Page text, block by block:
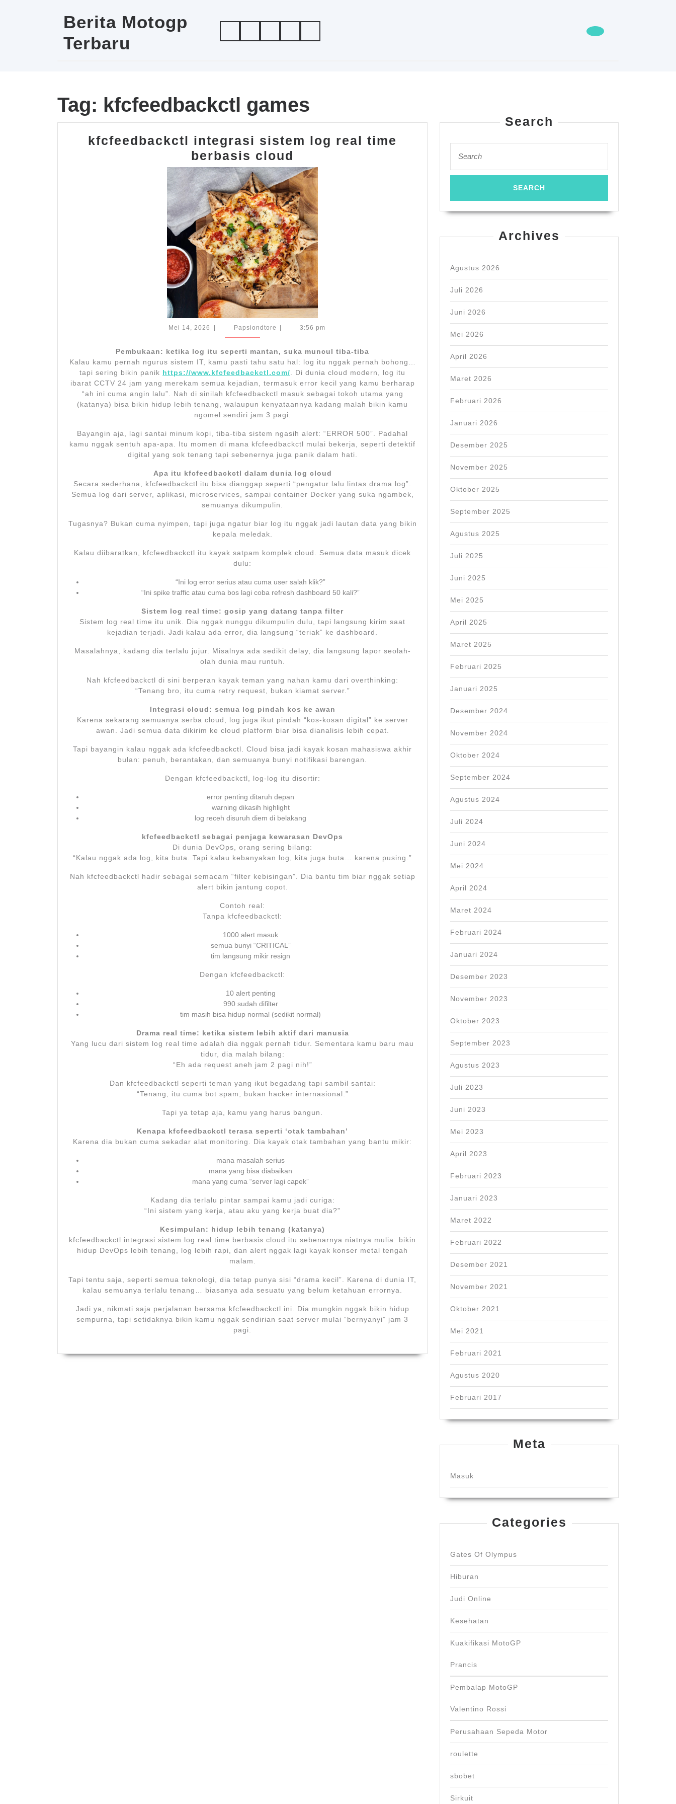
Berita Motogp
Terbaru
Tag: kfcfeedbackctl games
kfcfeedbackctl integrasi sistem log real time
berbasis cloud
integrasi
sistem
log
real
time
berbasis
cloud
Mei 14, 2026 Mei
Papsiondtore Papsiondtore
3:56 pm
Pembukaan: ketika log itu seperti mantan, suka muncul tiba-tiba
Kalau kamu pernah ngurus sistem IT, kamu pasti tahu satu hal: log itu nggak pernah bohong…
tapi sering bikin panik https://www.kfcfeedbackctl.com/ . Di dunia cloud modern, log itu
ibarat CCTV 24 jam yang merekam semua kejadian, termasuk error kecil yang kamu berharap
“ah ini cuma angin lalu”. Nah di sinilah kfcfeedbackctl masuk sebagai tokoh utama yang
(katanya) bisa bikin hidup lebih tenang, walaupun kenyataannya kadang malah bikin kamu
ngomel sendiri jam 3 pagi.
Bayangin aja, lagi santai minum kopi, tiba-tiba sistem ngasih alert: “ERROR 500”. Padahal
kamu nggak sentuh apa-apa. Itu momen di mana kfcfeedbackctl mulai bekerja, seperti detektif
digital yang sok tenang tapi sebenernya juga panik dalam hati.
Apa itu kfcfeedbackctl dalam dunia log cloud
Secara sederhana, kfcfeedbackctl itu bisa dianggap seperti “pengatur lalu lintas drama log”.
Semua log dari server, aplikasi, microservices, sampai container Docker yang suka ngambek,
semuanya dikumpulin.
Tugasnya? Bukan cuma nyimpen, tapi juga ngatur biar log itu nggak jadi lautan data yang bikin
kepala meledak.
Kalau diibaratkan, kfcfeedbackctl itu kayak satpam komplek cloud. Semua data masuk dicek
dulu:
“Ini log error serius atau cuma user salah klik?”
“Ini spike traffic atau cuma bos lagi coba refresh dashboard 50 kali?”
Sistem log real time: gosip yang datang tanpa filter
Sistem log real time itu unik. Dia nggak nunggu dikumpulin dulu, tapi langsung kirim saat
kejadian terjadi. Jadi kalau ada error, dia langsung “teriak” ke dashboard.
Masalahnya, kadang dia terlalu jujur. Misalnya ada sedikit delay, dia langsung lapor seolah-
olah dunia mau runtuh.
Nah kfcfeedbackctl di sini berperan kayak teman yang nahan kamu dari overthinking:
“Tenang bro, itu cuma retry request, bukan kiamat server.”
Integrasi cloud: semua log pindah kos ke awan
Karena sekarang semuanya serba cloud, log juga ikut pindah “kos-kosan digital” ke server
awan. Jadi semua data dikirim ke cloud platform biar bisa dianalisis lebih cepat.
Tapi bayangin kalau nggak ada kfcfeedbackctl. Cloud bisa jadi kayak kosan mahasiswa akhir
bulan: penuh, berantakan, dan semuanya bunyi notifikasi barengan.
Dengan kfcfeedbackctl, log-log itu disortir:
error penting ditaruh depan
warning dikasih highlight
log receh disuruh diem di belakang
kfcfeedbackctl sebagai penjaga kewarasan DevOps
Di dunia DevOps, orang sering bilang:
“Kalau nggak ada log, kita buta. Tapi kalau kebanyakan log, kita juga buta… karena pusing.”
Nah kfcfeedbackctl hadir sebagai semacam “filter kebisingan”. Dia bantu tim biar nggak setiap
alert bikin jantung copot.
Contoh real:
Tanpa kfcfeedbackctl:
1000 alert masuk
semua bunyi “CRITICAL”
tim langsung mikir resign
Dengan kfcfeedbackctl:
10 alert penting
990 sudah difilter
tim masih bisa hidup normal (sedikit normal)
Drama real time: ketika sistem lebih aktif dari manusia
Yang lucu dari sistem log real time adalah dia nggak pernah tidur. Sementara kamu baru mau
tidur, dia malah bilang:
“Eh ada request aneh jam 2 pagi nih!”
Dan kfcfeedbackctl seperti teman yang ikut begadang tapi sambil santai:
“Tenang, itu cuma bot spam, bukan hacker internasional.”
Tapi ya tetap aja, kamu yang harus bangun.
Kenapa kfcfeedbackctl terasa seperti ‘otak tambahan’
Karena dia bukan cuma sekadar alat monitoring. Dia kayak otak tambahan yang bantu mikir:
mana masalah serius
mana yang bisa diabaikan
mana yang cuma “server lagi capek”
Kadang dia terlalu pintar sampai kamu jadi curiga:
“Ini sistem yang kerja, atau aku yang kerja buat dia?”
Kesimpulan: hidup lebih tenang (katanya)
kfcfeedbackctl integrasi sistem log real time berbasis cloud itu sebenarnya niatnya mulia: bikin
hidup DevOps lebih tenang, log lebih rapi, dan alert nggak lagi kayak konser metal tengah
malam.
Tapi tentu saja, seperti semua teknologi, dia tetap punya sisi “drama kecil”. Karena di dunia IT,
kalau semuanya terlalu tenang… biasanya ada sesuatu yang belum ketahuan errornya.
Jadi ya, nikmati saja perjalanan bersama kfcfeedbackctl ini. Dia mungkin nggak bikin hidup
sempurna, tapi setidaknya bikin kamu nggak sendirian saat server mulai “bernyanyi” jam 3
pagi.
Search
for:
Archives
Agustus 2026
Juli 2026
Juni 2026
Mei 2026
April 2026
Maret 2026
Februari 2026
Januari 2026
Desember 2025
November 2025
Oktober 2025
September 2025
Agustus 2025
Juli 2025
Juni 2025
Mei 2025
April 2025
Maret 2025
Februari 2025
Januari 2025
Desember 2024
November 2024
Oktober 2024
September 2024
Agustus 2024
Juli 2024
Juni 2024
Mei 2024
April 2024
Maret 2024
Februari 2024
Januari 2024
Desember 2023
November 2023
Oktober 2023
September 2023
Agustus 2023
Juli 2023
Juni 2023
Mei 2023
April 2023
Februari 2023
Januari 2023
Maret 2022
Februari 2022
Desember 2021
November 2021
Oktober 2021
Mei 2021
Februari 2021
Agustus 2020
Februari 2017
Meta
Masuk
Categories
Gates Of Olympus
Hiburan
Judi Online
Kesehatan
Kuakifikasi MotoGP
Prancis
Pembalap MotoGP
Valentino Rossi
Perusahaan Sepeda Motor
roulette
sbobet
Sirkuit